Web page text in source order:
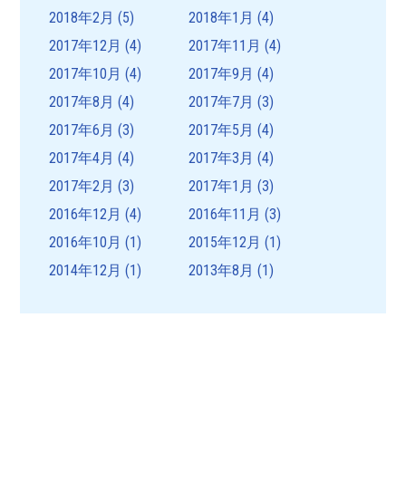
2018年2月 (5) 2018年1月 (4)
2017年12月 (4) 2017年11月 (4)
2017年10月 (4) 2017年9月 (4)
2017年8月 (4) 2017年7月 (3)
2017年6月 (3) 2017年5月 (4)
2017年4月 (4) 2017年3月 (4)
2017年2月 (3) 2017年1月 (3)
2016年12月 (4) 2016年11月 (3)
2016年10月 (1) 2015年12月 (1)
2014年12月 (1) 2013年8月 (1)